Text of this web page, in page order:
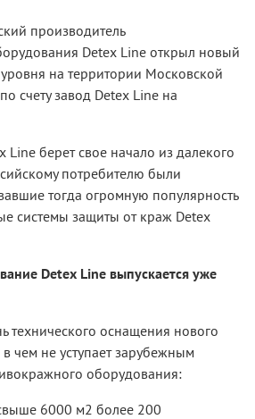
производитель
Detex Line открыл новый
на территории Московской
счету завод Detex Line на
Line берет свое начало из далекого
потребителю были
тогда огромную популярность
системы защиты от краж Detex
Detex Line выпускается уже
технического оснащения нового
чем не уступает зарубежным
оборудования:
6000 м2 более 200